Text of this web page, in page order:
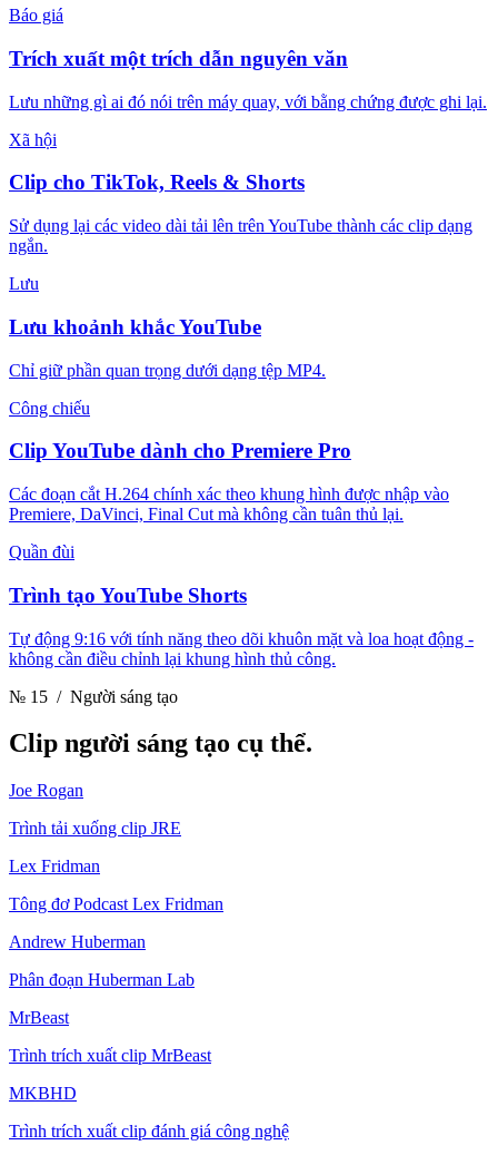
Báo giá
Trích xuất một trích dẫn nguyên văn
Lưu những gì ai đó nói trên máy quay, với bằng chứng được ghi lại.
Xã hội
Clip cho TikTok, Reels & Shorts
Sử dụng lại các video dài tải lên trên YouTube thành các clip dạng
ngắn.
Lưu
Lưu khoảnh khắc YouTube
Chỉ giữ phần quan trọng dưới dạng tệp MP4.
Công chiếu
Clip YouTube dành cho Premiere Pro
Các đoạn cắt H.264 chính xác theo khung hình được nhập vào
Premiere, DaVinci, Final Cut mà không cần tuân thủ lại.
Quần đùi
Trình tạo YouTube Shorts
Tự động 9:16 với tính năng theo dõi khuôn mặt và loa hoạt động -
không cần điều chỉnh lại khung hình thủ công.
№ 15 / Người sáng tạo
Clip người sáng tạo cụ thể.
Joe Rogan
Trình tải xuống clip JRE
Lex Fridman
Tông đơ Podcast Lex Fridman
Andrew Huberman
Phân đoạn Huberman Lab
MrBeast
Trình trích xuất clip MrBeast
MKBHD
Trình trích xuất clip đánh giá công nghệ